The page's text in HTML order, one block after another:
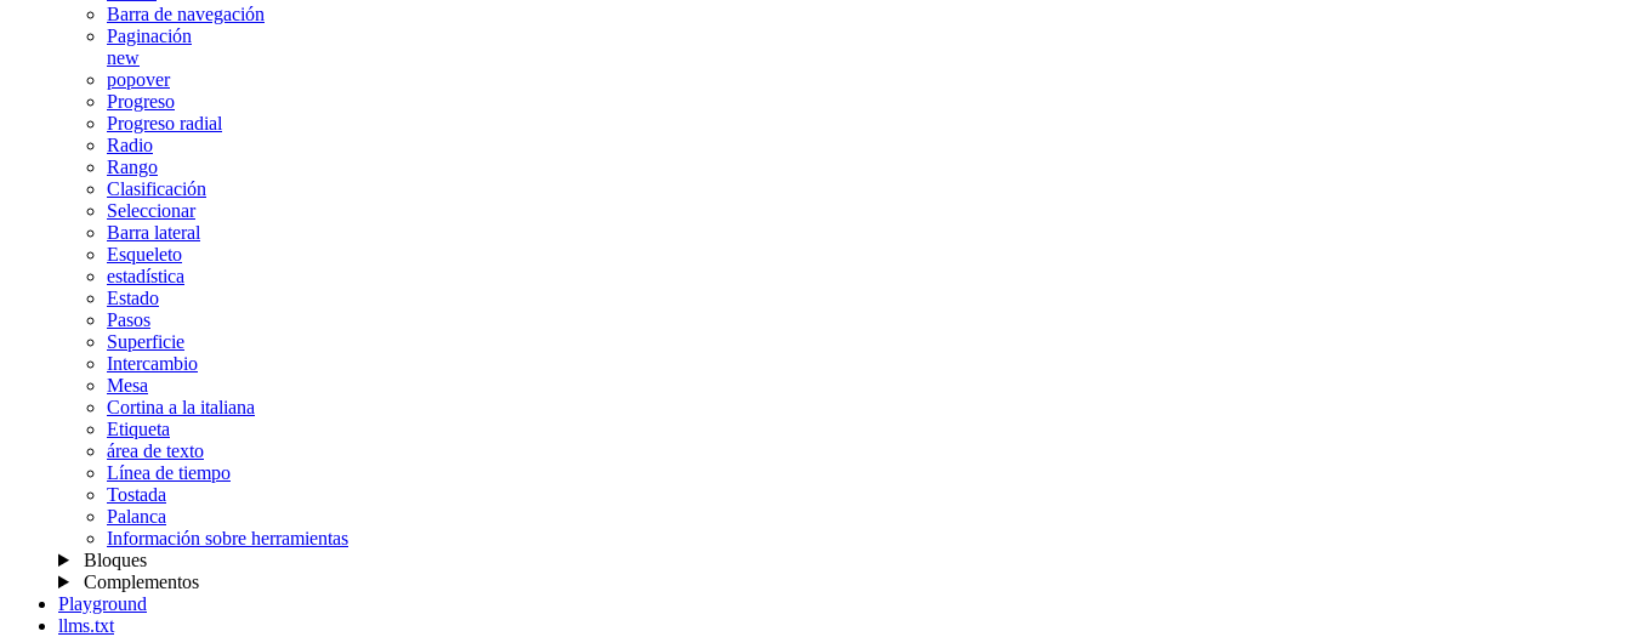
Barra de navegación
Paginación
new
popover
Progreso
Progreso radial
Radio
Rango
Clasificación
Seleccionar
Barra lateral
Esqueleto
estadística
Estado
Pasos
Superficie
Intercambio
Mesa
Cortina a la italiana
Etiqueta
área de texto
Línea de tiempo
Tostada
Palanca
Información sobre herramientas
Bloques
Complementos
Playground
llms.txt